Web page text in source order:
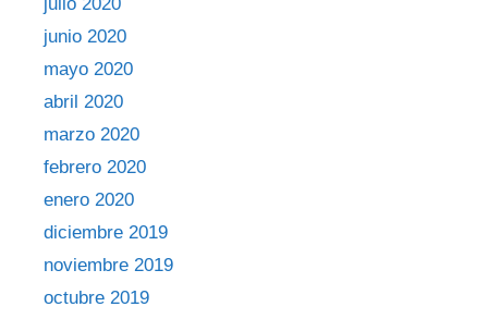
julio 2020
junio 2020
mayo 2020
abril 2020
marzo 2020
febrero 2020
enero 2020
diciembre 2019
noviembre 2019
octubre 2019